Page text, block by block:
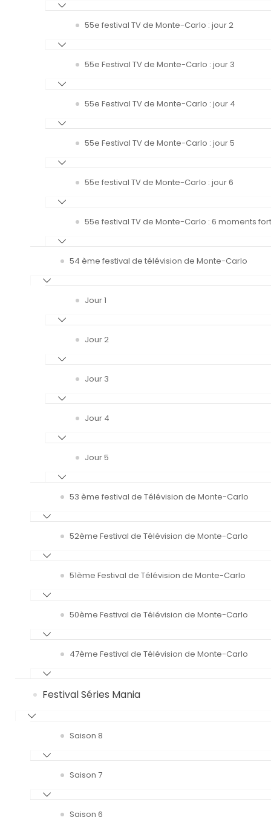
55e festival TV de Monte-Carlo : jour 2
55e Festival TV de Monte-Carlo : jour 3
55e Festival TV de Monte-Carlo : jour 4
55e Festival TV de Monte-Carlo : jour 5
55e festival TV de Monte-Carlo : jour 6
55e festival TV de Monte-Carlo : 6 moments
54 ème festival de télévision de Monte-Carlo
Jour 1
Jour 2
Jour 3
Jour 4
Jour 5
53 ème festival de Télévision de Monte-Carlo
52ème Festival de Télévision de Monte-Carlo
51ème Festival de Télévision de Monte-Carlo
50ème Festival de Télévision de Monte-Carlo
47ème Festival de Télévision de Monte-Carlo
Festival Séries Mania
Saison 8
Saison 7
Saison 6